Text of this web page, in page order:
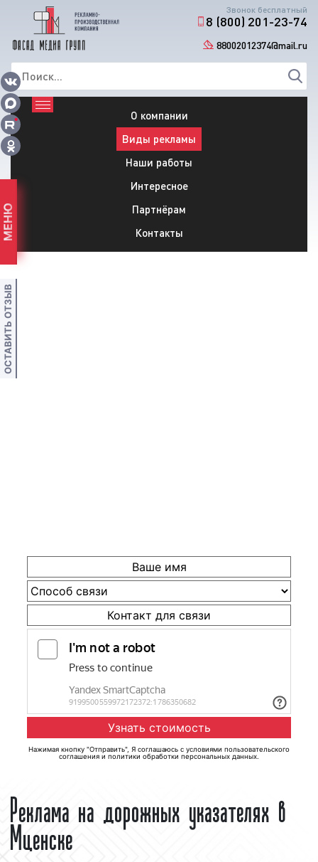
Звонок бесплатный
8 (800) 201-23-74
88002012374@mail.ru
О компании
Виды рекламы
Наши работы
Интересное
Партнёрам
Контакты
Нажимая кнопку "Отправить", Я соглашаюсь с условиями пользовательского
соглашения и политики обработки персональных данных
Реклама на дорожных указателях в
Мценске
МЕНЮ
ОСТАВИТЬ ОТЗЫВ